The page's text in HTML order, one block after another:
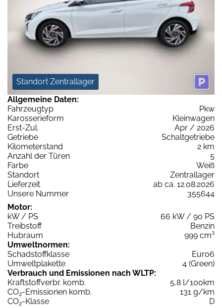
Standort Zentrallager
Allgemeine Daten:
Fahrzeugtyp
Pkw
Karosserieform
Kleinwagen
Erst-Zul.
Apr / 2026
Getriebe
Schaltgetriebe
Kilometerstand
2 km
Anzahl der Türen
5
Farbe
Weiß
Standort
Zentrallager
Lieferzeit
ab ca. 12.08.2026
Unsere Nummer
355644
Motor:
kW / PS
66 kW / 90 PS
Treibstoff
Benzin
Hubraum
999 cm³
Umweltnormen:
Schadstoffklasse
Euro6
Umweltplakette
4 (Green)
Verbrauch und Emissionen nach WLTP:
Kraftstoffverbr. komb.
5,8 l/100km
CO2-Emissionen komb.
131 g/km
CO2-Klasse
D